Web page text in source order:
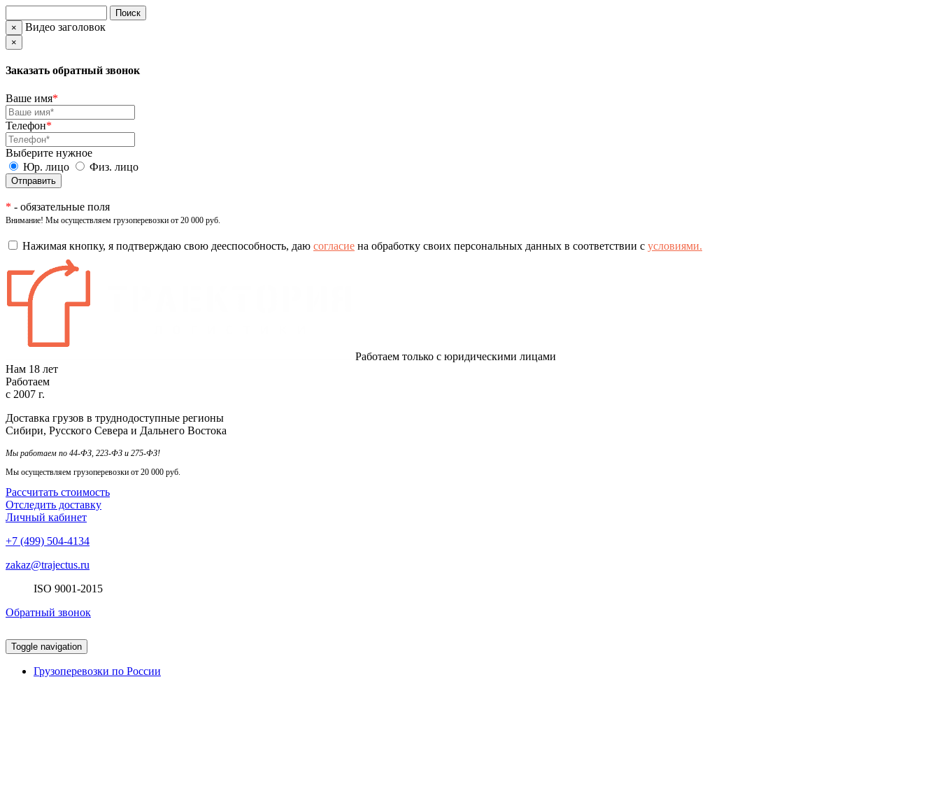
× Видео заголовок
×
Заказать обратный звонок
Ваше имя*
Телефон*
Выберите нужное
Юр. лицо
Физ. лицо
* - обязательные поля
Внимание! Мы осуществляем грузоперевозки от 20 000 руб.
Нажимая кнопку, я подтверждаю свою дееспособность, даю согласие на обработку своих персональных данных в соответствии с условиями.
Работаем только с юридическими лицами
Нам 18 лет
Работаем
с 2007 г.
Доставка грузов в труднодоступные регионы
Сибири, Русского Севера и Дальнего Востока
Мы работаем по 44-ФЗ, 223-ФЗ и 275-ФЗ!
Мы осуществляем грузоперевозки от 20 000 руб.
Рассчитать стоимость
Отследить доставку
Личный кабинет
+7 (499) 504-4134
zakaz@trajectus.ru
ISO 9001-2015
Обратный звонок
Toggle navigation
Грузоперевозки по России